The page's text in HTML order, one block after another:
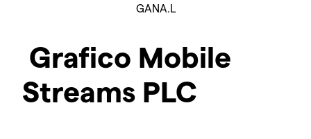
GANA.L
Grafico Mobile
Streams PLC